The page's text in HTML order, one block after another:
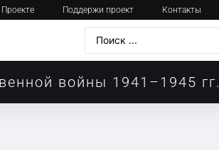
Поддержи проект Контакты
войны 1941–1945 гг.